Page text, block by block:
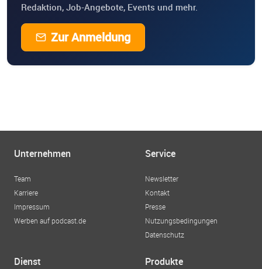
Redaktion, Job-Angebote, Events und mehr.
Zur Anmeldung
Unternehmen
Team
Karriere
Impressum
Werben auf podcast.de
Service
Newsletter
Kontakt
Presse
Nutzungsbedingungen
Datenschutz
Dienst Produkte